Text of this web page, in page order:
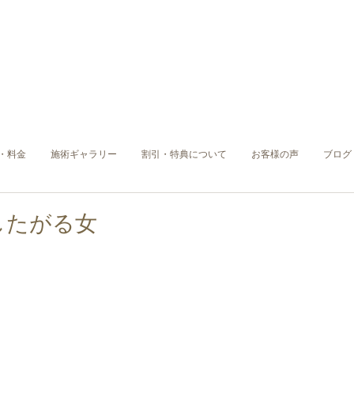
料金 施術ギャラリー 割引・特典について お客様の声 ブログ
がる女